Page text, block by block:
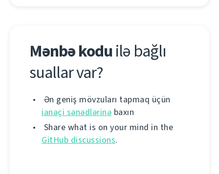
Mənbə kodu ilə bağlı
suallar var?
Ən geniş mövzuları tapmaq üçün
ianəçi sənədlərinə baxın
Share what is on your mind in the
GitHub discussions.